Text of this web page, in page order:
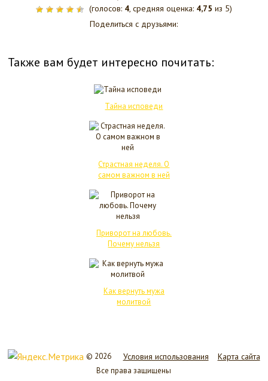
(голосов: 4, средняя оценка: 4,75 из 5)
Поделиться с друзьями:
Также вам будет интересно почитать:
Тайна исповеди
Страстная неделя. О
самом важном в ней
Приворот на любовь.
Почему нельзя
Как вернуть мужа
молитвой
Карта сайта
Условия использования
© 2026
Все права защищены